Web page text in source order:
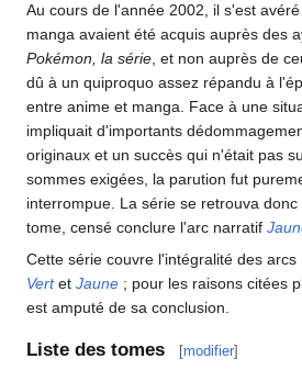
Au cours de l'année 2002, il s'est
manga avaient été acquis auprès des
Pokémon, la série , et non auprès de
dû à un quiproquo assez répandu à
entre anime et manga. Face à une
impliquait d'importants
originaux et un succès qui n'était pas
sommes exigées, la parution fut
interrompue. La série se retrouva
tome, censé conclure l'arc narratif
Cette série couvre l'intégralité des arcs
Vertet Jaune ; pour les raisons citées
est amputé de sa conclusion.
Liste des tomes [modifier]